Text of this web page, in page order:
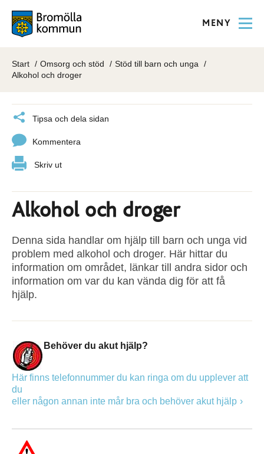
MENY
Start Omsorg och stöd
Stöd till barn och unga
Alkohol och droger
Tipsa och dela sidan
Kommentera
Skriv ut
Alkohol och droger
Denna sida handlar om hjälp till barn och unga vid
problem med alkohol och droger. Här hittar du
information om området, länkar till andra sidor och
information om var du kan vända dig för att få
hjälp.
Behöver du akut hjälp?
Här finns telefonnummer du kan ringa om du upplever att
du
eller någon annan inte mår bra och behöver akut hjälp